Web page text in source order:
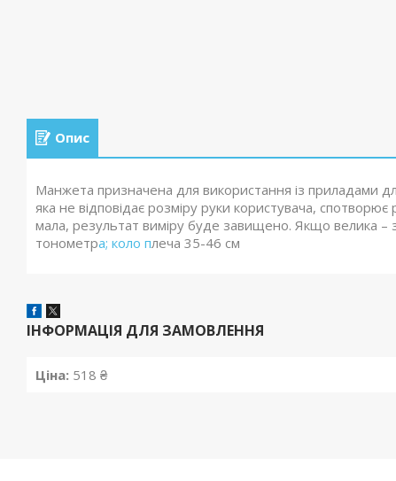
Опис
Манжета призначена для використання із приладами
яка не відповідає розміру руки користувача,
мала, результат виміру буде завищено. Якщо велика –
тонометра; коло плеча 35-46 см
ІНФОРМАЦІЯ ДЛЯ ЗАМОВЛЕННЯ
Ціна: 518 ₴